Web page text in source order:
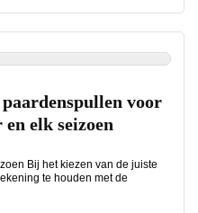
paardenspullen voor
elk seizoen
Bij het kiezen van de juiste
te houden met de